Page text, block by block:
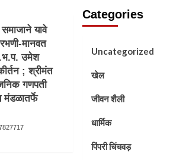
यावे
मानवत
उमेश
; श्रीमंत
गणपती
Categories
Uncategorized
खेल
जीवन शैली
धार्मिक
पिंपरी चिंचवड़